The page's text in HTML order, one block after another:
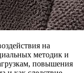
на
методик и
повышения